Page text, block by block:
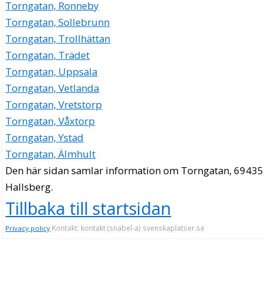
Torngatan, Ronneby
Torngatan, Sollebrunn
Torngatan, Trollhättan
Torngatan, Trädet
Torngatan, Uppsala
Torngatan, Vetlanda
Torngatan, Vretstorp
Torngatan, Våxtorp
Torngatan, Ystad
Torngatan, Älmhult
Den här sidan samlar information om Torngatan,
Hallsberg.
Tillbaka till startsidan
Privacy policy Kontakt: kontakt (snabel-a) svenskaplatser.se